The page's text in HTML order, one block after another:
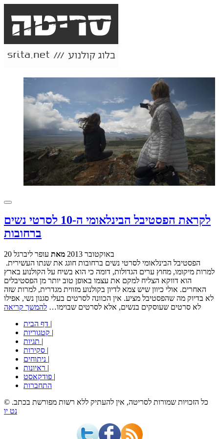
לקראת הפסטיבל הבינלאומי ה-10 לסרטי נשים
ברחובות
20 באוקטובר 2013 מאת עופר ליברגל
למרות מיקומו, מחוץ ערים הגדולות, דומה כי הוא בשיח על הקולנוע בארץ
הוא דווקא הצליח למקם את עצמו באופן טוב יותר מן הפסטיבלים
האחרים. אולי כיוון שיש צמא לדיון בקולנוע מזווית מגדרית, למרות שזה
לא בדיוק מה שהפסטיבל מציע. אין הכוונה לסרטים בעלי סגנון נשי, אפילו
לא סרטים שעוסקים בנשים, אלא לסרטים שבוימו… להמשך קריאה
|
|
|
|
|
|
|
התחברות
© כל הזכויות שמורות לסריטה, אין להעתיק ללא רשות מפורשת בכתב.
נט יו